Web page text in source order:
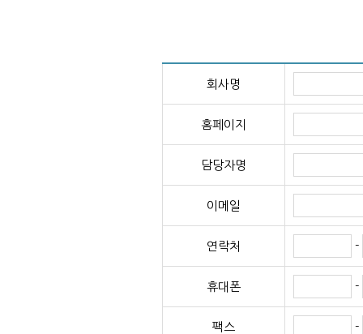
회사명
홈페이지
담당자명
이메일
연락처 -
휴대폰 -
팩스 -